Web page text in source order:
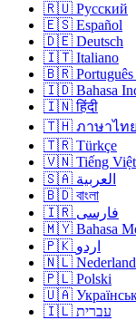
🇷🇺 Русский
🇪🇸 Español
🇩🇪 Deutsch
🇮🇹 Italiano
🇧🇷 Português
🇮🇩 Bahasa
🇮🇳 हिंदी
🇹🇭 ภาษาไทย
🇹🇷 Türkçe
🇻🇳 Tiếng Việt
🇸🇦 العربية
🇧🇩 বাংলা
🇮🇷 فارسی
🇲🇾 Bahasa
🇵🇰 اردو
🇳🇱
🇵🇱 Polski
🇺🇦
🇮🇱 עברית